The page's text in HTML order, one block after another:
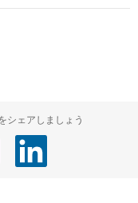
シェアしましょう